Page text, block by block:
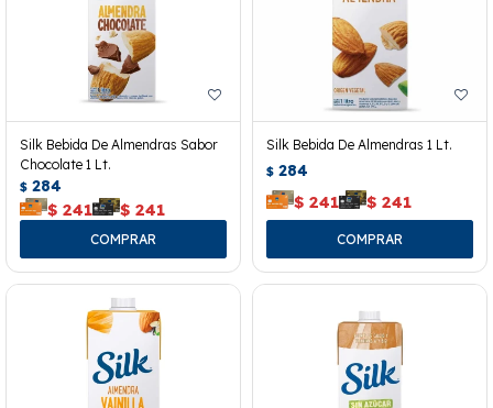
Silk Bebida De Almendras Sabor
Chocolate 1 Lt.
$ 284
$ 241 $ 241
Silk Bebida De Almendras 1 Lt.
$ 284
$ 241 $ 241